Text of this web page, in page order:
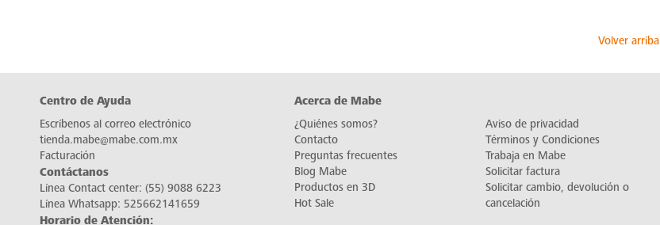
Volver arriba
Centro de Ayuda
Escríbenos al correo electrónico
tienda.mabe@mabe.com.mx
Facturación
Contáctanos
Línea Contact center: (55) 9088 6223
Línea Whatsapp: 525662141659
Horario de Atención:
Acerca de Mabe
¿Quiénes somos?
Contacto
Preguntas frecuentes
Blog Mabe
Productos en 3D
Hot Sale
Aviso de privacidad
Términos y Condiciones
Trabaja en Mabe
Solicitar factura
Solicitar cambio, devolución o
cancelación